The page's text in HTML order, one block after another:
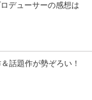
デューサーの感想は
話題作が勢ぞろい！